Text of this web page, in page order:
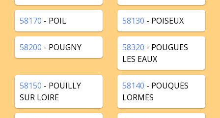
58170 - POIL 58130 - POISEUX
58200 - POUGNY 58320 - POUGUES
LES EAUX
58150 - POUILLY
SUR LOIRE
58140 - POUQUES
LORMES